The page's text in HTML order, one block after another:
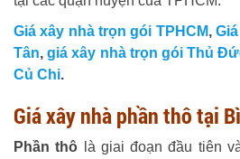
Giá xây nhà trọn gói TPHCM,
Tân,giá xây nhà trọn gói Thủ
Củ Chi.
Giá xây nhà phần thô tại
Phần thô là giai đoạn đầu tiên